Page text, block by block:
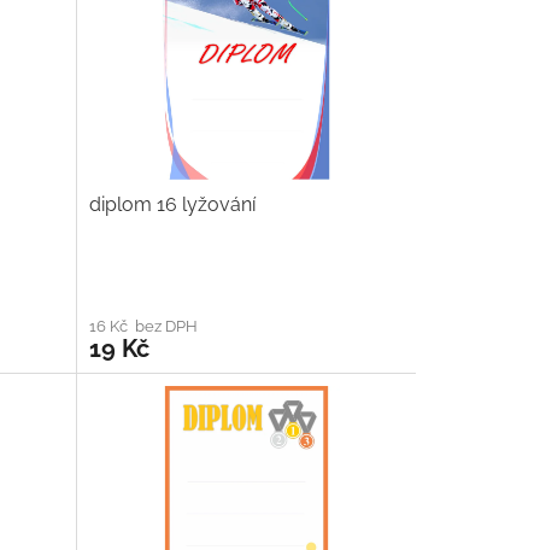
diplom 16 lyžování
16 Kč bez DPH
19 Kč